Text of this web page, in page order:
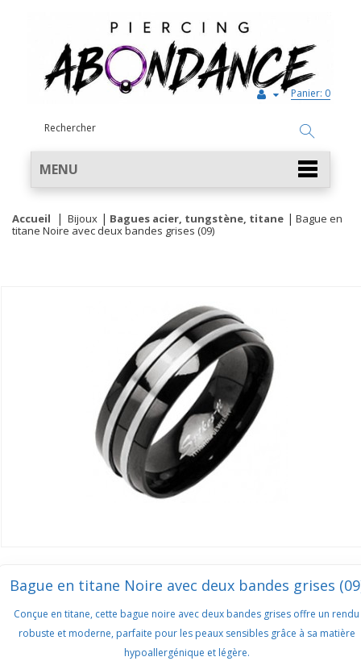
Panier: 0
MENU
Accueil Bijoux Bagues acier, tungstène, titane
Bague en
titane Noire avec deux bandes grises (09)
Bague en titane Noire avec deux bandes grises
Conçue en titane, cette bague noire avec deux bandes grises offre un rendu
robuste et moderne, parfaite pour les peaux sensibles grâce à sa matière
hypoallergénique et légère.